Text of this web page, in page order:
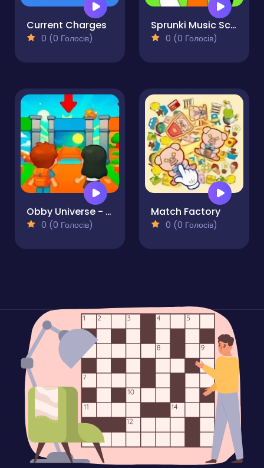
Current Charges
0 (0 Голосів)
Sprunki Music Scary Beat Box
0 (0 Голосів)
Obby Universe - Mini Games Online
0 (0 Голосів)
Match Factory
0 (0 Голосів)